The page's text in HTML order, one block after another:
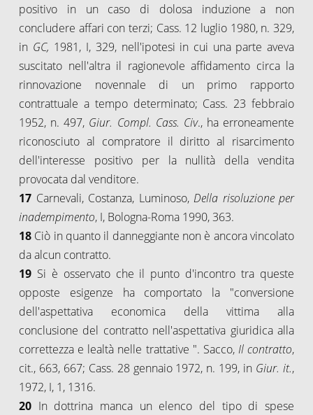
positivo in un caso di dolosa induzione a non
concludere affari con terzi; Cass. 12 luglio 1980, n. 329,
in GC, 1981, I, 329, nell'ipotesi in cui una parte aveva
suscitato nell'altra il ragionevole affidamento circa la
rinnovazione novennale di un primo rapporto
contrattuale a tempo determinato; Cass. 23 febbraio
1952, n. 497, Giur. Compl. Cass. Civ., ha erroneamente
riconosciuto al compratore il diritto al risarcimento
dell'interesse positivo per la nullità della vendita
provocata dal venditore.
17 Carnevali, Costanza, Luminoso, Della risoluzione per
inadempimento, I, Bologna-Roma 1990, 363.
18 Ciò in quanto il danneggiante non è ancora vincolato
da alcun contratto.
19 Si è osservato che il punto d'incontro tra queste
opposte esigenze ha comportato la "conversione
dell'aspettativa economica della vittima alla
conclusione del contratto nell'aspettativa giuridica alla
correttezza e lealtà nelle trattative ". Sacco, Il contratto,
cit., 663, 667; Cass. 28 gennaio 1972, n. 199, in Giur. it.,
1972, I, 1, 1316.
20 In dottrina manca un elenco del tipo di spese